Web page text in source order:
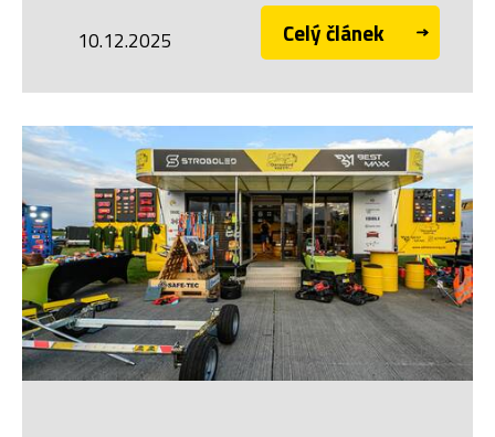
10.12.2025 Celý článek